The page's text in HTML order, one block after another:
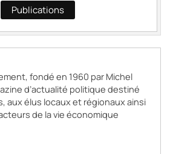
Publications
fondé en 1960 par Michel
d’actualité politique destiné
aux élus locaux et régionaux ainsi
de la vie économique